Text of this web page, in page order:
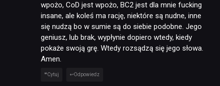
wpożo, CoD jest wpożo, BC2 jest dla mnie fucking
insane, ale koleś ma rację, niektóre są nudne, inne
się nudzą bo w sumie są do siebie podobne. Jego
geniusz, lub brak, wypłynie dopiero wtedy, kiedy
pokaże swoją grę. Wtedy rozsądzą się jego słowa.
Amen.
Cytuj Odpowiedz